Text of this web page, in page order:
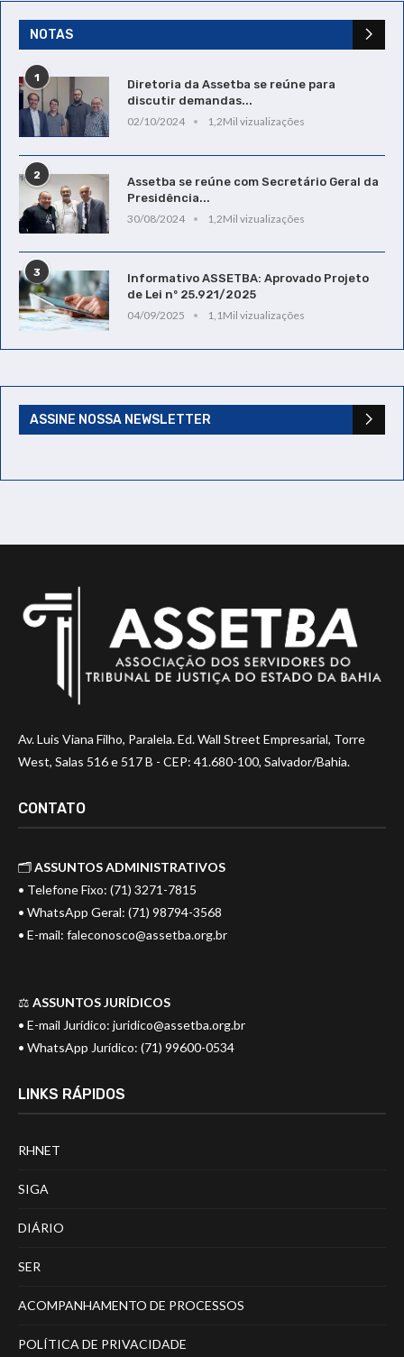
NOTAS
1
Diretoria da Assetba se reúne para
discutir demandas...
02/10/2024
1,2Mil vizualizações
2
Assetba se reúne com Secretário Geral da
Presidência...
30/08/2024
1,2Mil vizualizações
3
Informativo ASSETBA: Aprovado Projeto
de Lei nº 25.921/2025
04/09/2025
1,1Mil vizualizações
ASSINE NOSSA NEWSLETTER
Av. Luis Viana Filho, Paralela. Ed. Wall Street Empresarial, Torre
West, Salas 516 e 517 B - CEP: 41.680-100, Salvador/Bahia.
CONTATO
🗂️ASSUNTOS ADMINISTRATIVOS
• Telefone Fixo: (71) 3271-7815
• WhatsApp Geral: (71) 98794-3568
• E-mail: faleconosco@assetba.org.br
⚖️ ASSUNTOS JURÍDICOS
• E-mail Jurídico: juridico@assetba.org.br
• WhatsApp Jurídico: (71) 99600-0534
LINKS RÁPIDOS
RHNET
SIGA
DIÁRIO
SER
ACOMPANHAMENTO DE PROCESSOS
POLÍTICA DE PRIVACIDADE